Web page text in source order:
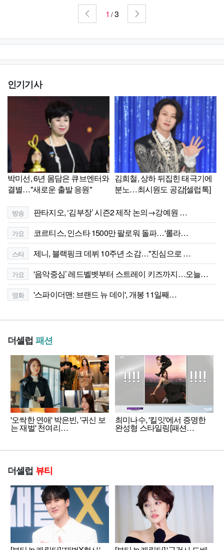
1 /3
인기기사
박미선, 6년 몸담은 큐브엔터와
결별…"새로운 출발 응원"
김희철, 상하 뒤집힌 태극기에
분노…최시원도 공감[셀럽톡]
방송 판타지오, ‘김부장’ 시즌2 제작 논의→강예원 …
가요 코르티스, 인스타 1500만 팔로워 돌파…'롤라…
스타 제니, 블랙핑크 데뷔 10주년 소감…"진심으로 …
가요 '음악중심’ 레드벨벳부터 스트레이 키즈까지…오늘…
영화 '스파이더맨: 브랜드 뉴 데이', 개봉 11일째…
더셀럽 패션
'오싹한 연애' 박은빈, '귀신 보
는 재벌' 천여리…
최미나수, '킬잇'에서 증명한
완성형 스타일링[패션…
더셀럽 뷰티